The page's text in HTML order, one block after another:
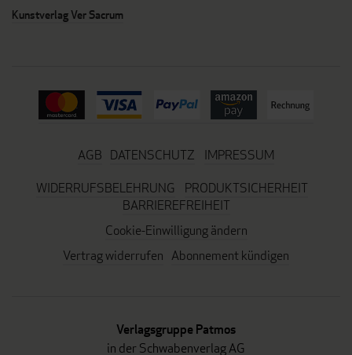
Kunstverlag Ver Sacrum
AGB DATENSCHUTZ
IMPRESSUM
WIDERRUFSBELEHRUNG
PRODUKTSICHERHEIT
BARRIEREFREIHEIT
Cookie-Einwilligung ändern
Vertrag widerrufen Abonnement kündigen
Verlagsgruppe Patmos
in der Schwabenverlag AG